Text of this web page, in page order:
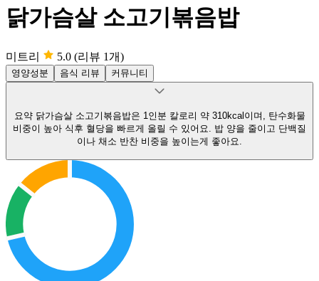
닭가슴살 소고기볶음밥
미트리 5.0 (리뷰 1개)
영양성분 음식 리뷰 커뮤니티
요약 닭가슴살 소고기볶음밥은 1인분 칼로리 약 310kcal이며, 탄수화물
비중이 높아 식후 혈당을 빠르게 올릴 수 있어요. 밥 양을 줄이고 단백질
이나 채소 반찬 비중을 높이는게 좋아요.